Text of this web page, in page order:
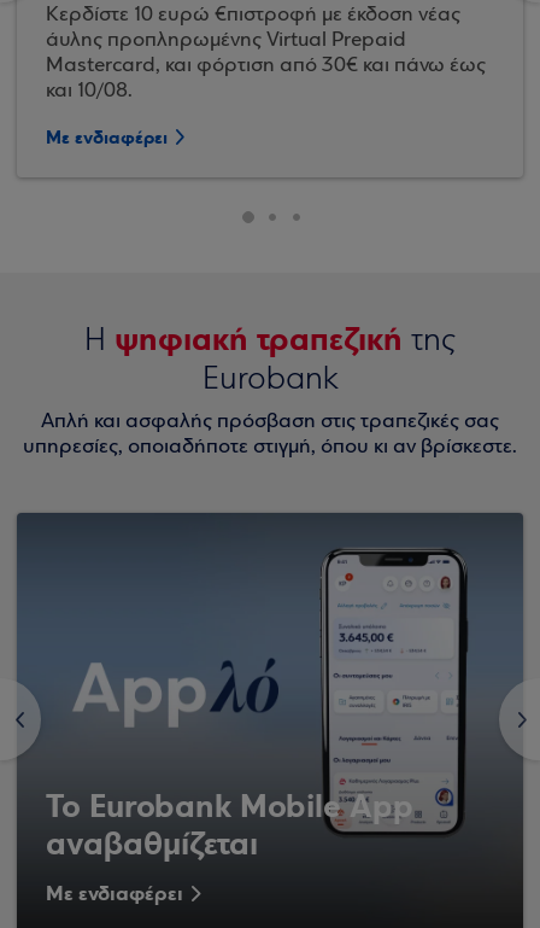
Κερδίστε 10 ευρώ €πιστροφή με έκδοση νέας
άυλης προπληρωμένης Virtual Prepaid
Mastercard, και φόρτιση από 30€ και πάνω έως
και 10/08.
Με ενδιαφέρει
Η ψηφιακή τραπεζική της
Eurobank
Απλή και ασφαλής πρόσβαση στις τραπεζικές σας
υπηρεσίες, οποιαδήποτε στιγμή, όπου κι αν βρίσκεστε.
<
Το Eurobank Mobile App
αναβαθμίζεται
Με ενδιαφέρει
>